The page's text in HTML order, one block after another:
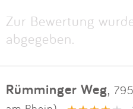
Zur Bewertung
abgegeben.
Rümminger Weg,